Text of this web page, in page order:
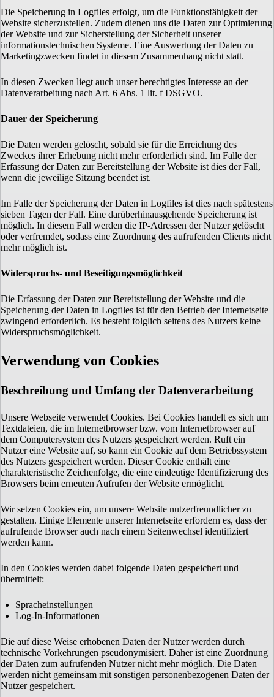
Die Speicherung in Logfiles erfolgt, um die Funktionsfähigkeit der
Website sicherzustellen. Zudem dienen uns die Daten zur Optimierung
der Website und zur Sicherstellung der Sicherheit unserer
informationstechnischen Systeme. Eine Auswertung der Daten zu
Marketingzwecken findet in diesem Zusammenhang nicht statt.
In diesen Zwecken liegt auch unser berechtigtes Interesse an der
Datenverarbeitung nach Art. 6 Abs. 1 lit. f DSGVO.
Dauer der Speicherung
Die Daten werden gelöscht, sobald sie für die Erreichung des
Zweckes ihrer Erhebung nicht mehr erforderlich sind. Im Falle der
Erfassung der Daten zur Bereitstellung der Website ist dies der Fall,
wenn die jeweilige Sitzung beendet ist.
Im Falle der Speicherung der Daten in Logfiles ist dies nach spätestens
sieben Tagen der Fall. Eine darüberhinausgehende Speicherung ist
möglich. In diesem Fall werden die IP-Adressen der Nutzer gelöscht
oder verfremdet, sodass eine Zuordnung des aufrufenden Clients nicht
mehr möglich ist.
Widerspruchs- und Beseitigungsmöglichkeit
Die Erfassung der Daten zur Bereitstellung der Website und die
Speicherung der Daten in Logfiles ist für den Betrieb der Internetseite
zwingend erforderlich. Es besteht folglich seitens des Nutzers keine
Widerspruchsmöglichkeit.
Verwendung von Cookies
Beschreibung und Umfang der Datenverarbeitung
Unsere Webseite verwendet Cookies. Bei Cookies handelt es sich um
Textdateien, die im Internetbrowser bzw. vom Internetbrowser auf
dem Computersystem des Nutzers gespeichert werden. Ruft ein
Nutzer eine Website auf, so kann ein Cookie auf dem Betriebssystem
des Nutzers gespeichert werden. Dieser Cookie enthält eine
charakteristische Zeichenfolge, die eine eindeutige Identifizierung des
Browsers beim erneuten Aufrufen der Website ermöglicht.
Wir setzen Cookies ein, um unsere Website nutzerfreundlicher zu
gestalten. Einige Elemente unserer Internetseite erfordern es, dass der
aufrufende Browser auch nach einem Seitenwechsel identifiziert
werden kann.
In den Cookies werden dabei folgende Daten gespeichert und
übermittelt:
Spracheinstellungen
Log-In-Informationen
Die auf diese Weise erhobenen Daten der Nutzer werden durch
technische Vorkehrungen pseudonymisiert. Daher ist eine Zuordnung
der Daten zum aufrufenden Nutzer nicht mehr möglich. Die Daten
werden nicht gemeinsam mit sonstigen personenbezogenen Daten der
Nutzer gespeichert.